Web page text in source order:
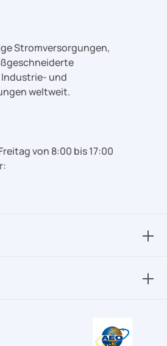
Stromversorgungen,
und
weltweit.
von 8:00 bis 17:00